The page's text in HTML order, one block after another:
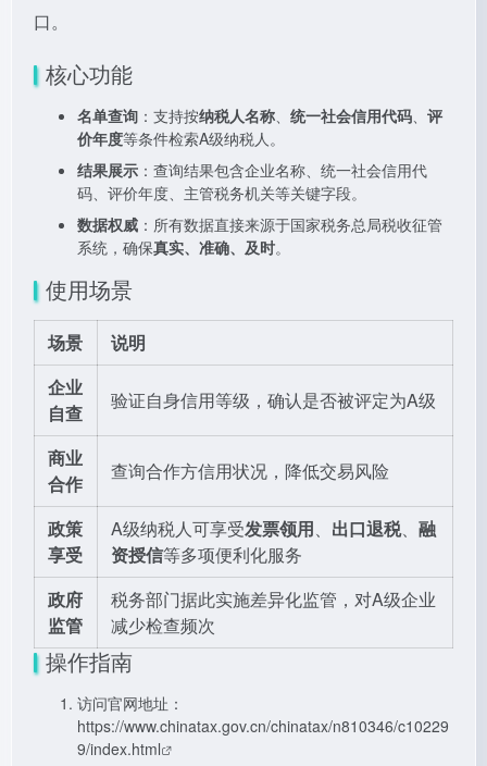
口。
核心功能
名单查询 ：支持按纳税人名称、 统一社会信用代码、 评
价年度等条件检索A级纳税人。
结果展示 ：查询结果包含企业名称、统一社会信用代
码、评价年度、主管税务机关等关键字段。
数据权威 ：所有数据直接来源于国家税务总局税收征管
系统，确保真实、准确、及时。
使用场景
场景
说明
企业
自查
验证自身信用等级，确认是否被评定为A级
商业
合作
查询合作方信用状况，降低交易风险
政策
享受
A级纳税人可享受发票领用、 出口退税、 融
资授信等多项便利化服务
政府
监管
税务部门据此实施差异化监管，对A级企业
减少检查频次
操作指南
访问官网地址：
https://www.chinatax.gov.cn/chinatax/n810346/c10229
9/index.html